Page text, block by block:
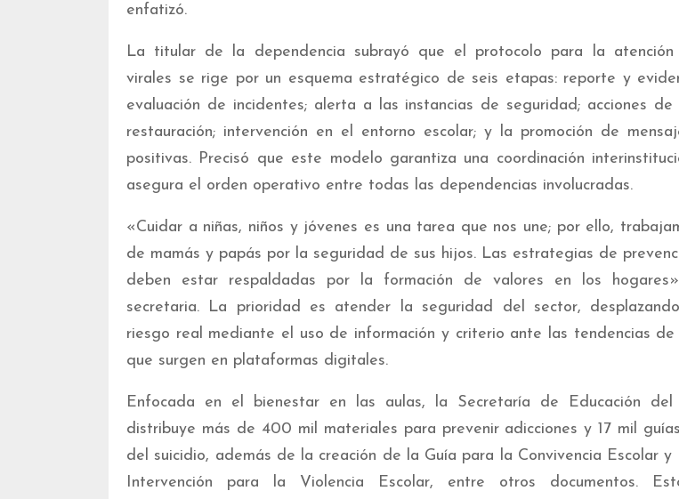
enfatizó.
La titular de la dependencia subrayó que el protocolo para la atención
virales se rige por un esquema estratégico de seis etapas: reporte y
evaluación de incidentes; alerta a las instancias de seguridad; acciones
restauración; intervención en el entorno escolar; y la promoción de
positivas. Precisó que este modelo garantiza una coordinación
asegura el orden operativo entre todas las dependencias involucradas.
«Cuidar a niñas, niños y jóvenes es una tarea que nos une; por ello,
de mamás y papás por la seguridad de sus hijos. Las estrategias de
deben estar respaldadas por la formación de valores en los
secretaria. La prioridad es atender la seguridad del sector,
riesgo real mediante el uso de información y criterio ante las tendencias de
que surgen en plataformas digitales.
Enfocada en el bienestar en las aulas, la Secretaría de Educación
distribuye más de 400 mil materiales para prevenir adicciones y 17 mil
del suicidio, además de la creación de la Guía para la Convivencia Escolar
Intervención para la Violencia Escolar, entre otros documentos.